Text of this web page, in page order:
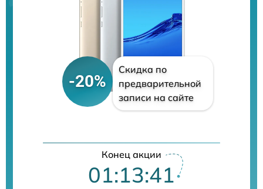
-20%
Скидка по
предварительной
записи на сайте
Конец акции
01:13:41